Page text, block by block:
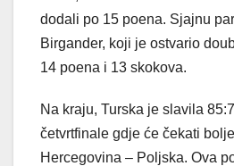
dodali po 15 poena. Sjajnu
Birgander, koji je ostvario
14 poena i 13 skokova.
Na kraju, Turska je slavila
četvrtfinale gdje će čekati
Hercegovina – Poljska. Ova